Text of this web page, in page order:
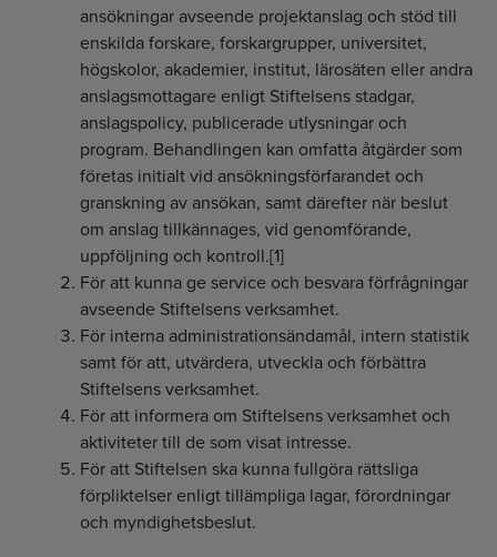
ansökningar avseende projektanslag och stöd till
enskilda forskare, forskargrupper, universitet,
högskolor, akademier, institut, lärosäten eller andra
anslagsmottagare enligt Stiftelsens stadgar,
anslagspolicy, publicerade utlysningar och
program. Behandlingen kan omfatta åtgärder som
företas initialt vid ansökningsförfarandet och
granskning av ansökan, samt därefter när beslut
om anslag tillkännages, vid genomförande,
uppföljning och kontroll.[1]
För att kunna ge service och besvara förfrågningar
avseende Stiftelsens verksamhet.
För interna administrationsändamål, intern statistik
samt för att, utvärdera, utveckla och förbättra
Stiftelsens verksamhet.
För att informera om Stiftelsens verksamhet och
aktiviteter till de som visat intresse.
För att Stiftelsen ska kunna fullgöra rättsliga
förpliktelser enligt tillämpliga lagar, förordningar
och myndighetsbeslut.